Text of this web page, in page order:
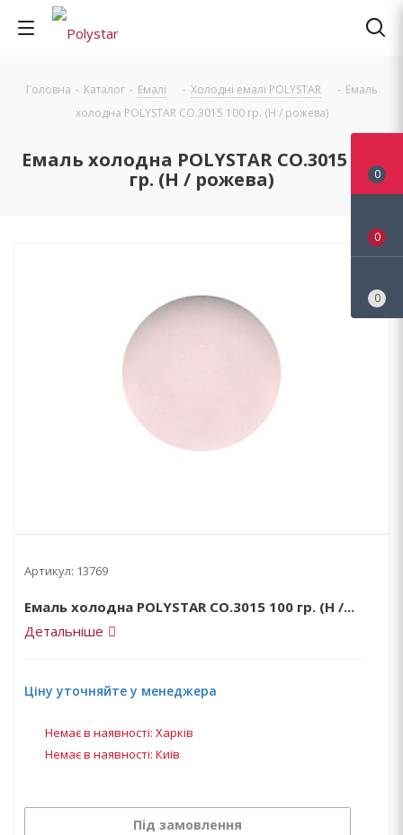
Головна - Каталог - Емалі - Холодні емалі POLYSTAR - Емаль
холодна POLYSTAR CO.3015 100 гр. (Н / рожева)
Емаль холодна POLYSTAR CO.3015 100
гр. (Н / рожева)
Артикул: 13769
Емаль холодна POLYSTAR CO.3015 100 гр. (Н /...
Детальніше
Ціну уточняйте у менеджера
Немає в наявності: Харків
Немає в наявності: Київ
Під замовлення
0
0
0